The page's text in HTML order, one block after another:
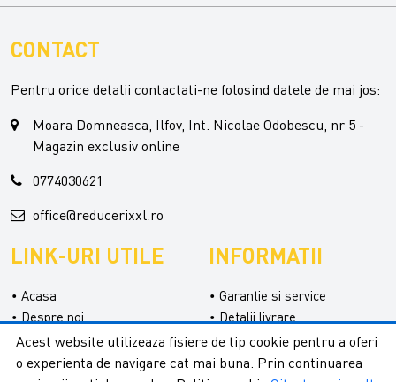
CONTACT
Pentru orice detalii contactati-ne folosind datele de mai jos:
Moara Domneasca, Ilfov, Int. Nicolae Odobescu, nr 5 -
Magazin exclusiv online
0774030621
office@reducerixxl.ro
LINK-URI UTILE
Acasa
Despre noi
Categorii
Contact
INFORMATII
Garantie si service
Detalii livrare
Confidentialitate
Termeni si conditii
Acest website utilizeaza fisiere de tip cookie pentru a oferi
o experienta de navigare cat mai buna. Prin continuarea